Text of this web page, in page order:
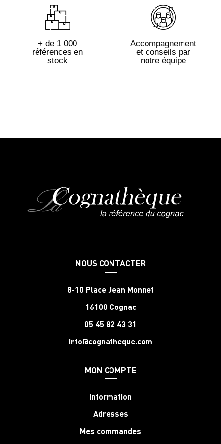
+ de 1 000
références en
stock
Accompagnement
et conseils par
notre équipe
NOUS CONTACTER
8-10 Place Jean Monnet
16100 Cognac
05 45 82 43 31
info@cognatheque.com
MON COMPTE
Information
Adresses
Mes commandes